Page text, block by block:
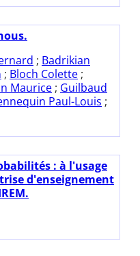
; Badrikian
; Bloch Colette ;
Maurice ; Guilbaud
Paul-Louis ;
: à l'usage
d'enseignement